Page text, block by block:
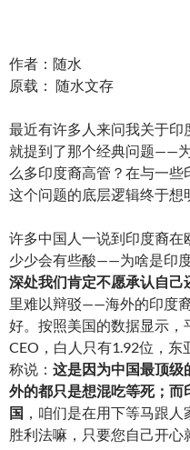
作者：随水
原载： 随水文存
最近有许多人来问我关于
就提到了那个经典问题——
么多印度裔高管？在与一
这个问题的底层逻辑终于想
许多中国人一说到印度裔
少少会有些酸——为啥是印
深处我们肯定不愿承认自己
里难以辩驳——海外的印度
好。按照美国的数据显示，
CEO，白人只有1.92位，
称说： 这是因为中国最顶级
外的都只是想混吃等死；
国 ，咱们是在用下等马跟
胜利法嘛，只要您自己开心